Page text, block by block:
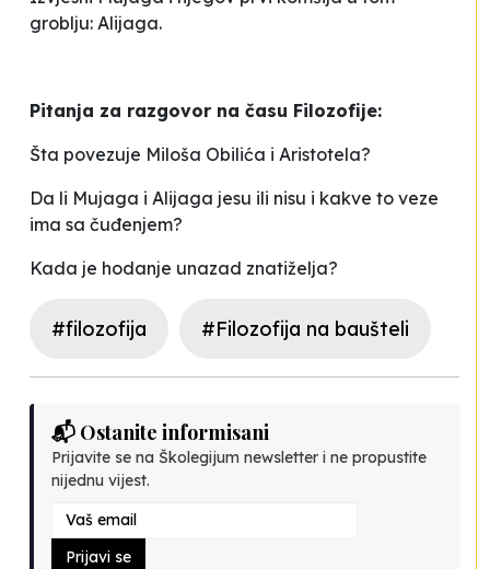
groblju: Alijaga.
Pitanja za razgovor na času Filozofije:
Šta povezuje Miloša Obilića i Aristotela?
Da li Mujaga i Alijaga jesu ili nisu i kakve to veze
ima sa čuđenjem?
Kada je hodanje unazad znatiželja?
#filozofija #Filozofija na baušteli
📬 Ostanite informisani
Prijavite se na Školegijum newsletter i ne propustite
nijednu vijest.
Prijavi se